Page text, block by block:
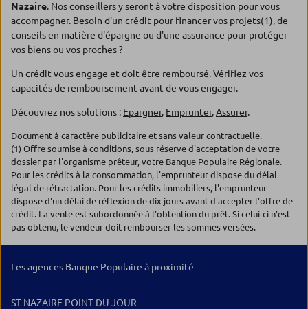
Nazaire. Nos conseillers y seront à votre disposition pour vous
accompagner. Besoin d'un crédit pour financer vos projets(1), de
conseils en matière d'épargne ou d'une assurance pour protéger
vos biens ou vos proches ?
Un crédit vous engage et doit être remboursé. Vérifiez vos
capacités de remboursement avant de vous engager.
Découvrez nos solutions : Epargner, Emprunter,Assurer.
Document à caractère publicitaire et sans valeur contractuelle.
(1) Offre soumise à conditions, sous réserve d'acceptation de votre
dossier par l'organisme prêteur, votre Banque Populaire Régionale.
Pour les crédits à la consommation, l'emprunteur dispose du délai
légal de rétractation. Pour les crédits immobiliers, l'emprunteur
dispose d'un délai de réflexion de dix jours avant d'accepter l'offre de
crédit. La vente est subordonnée à l'obtention du prêt. Si celui-ci n'est
pas obtenu, le vendeur doit rembourser les sommes versées.
Les agences Banque Populaire à proximité
ST NAZAIRE POINT DU JOUR